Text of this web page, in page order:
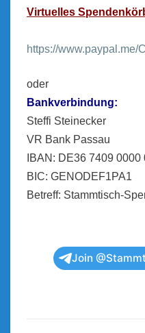
Virtuelles
https://www.paypal.me/
oder
Bankverbindung:
Steffi Steinecker
VR Bank Passau
IBAN: DE36 7409
BIC: GENODEF1PA1
Betreff: Stammtisch-
Join